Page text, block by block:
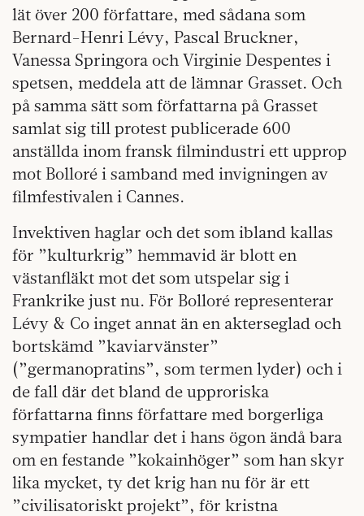
lät över 200 författare, med sådana som
Bernard-Henri Lévy, Pascal Bruckner,
Vanessa Springora och Virginie Despentes i
spetsen, meddela att de lämnar Grasset. Och
på samma sätt som författarna på Grasset
samlat sig till protest publicerade 600
anställda inom fransk filmindustri ett upprop
mot Bolloré i samband med invigningen av
filmfestivalen i Cannes.
Invektiven haglar och det som ibland kallas
för ”kulturkrig” hemmavid är blott en
västanfläkt mot det som utspelar sig i
Frankrike just nu. För Bolloré representerar
Lévy & Co inget annat än en akterseglad och
bortskämd ”kaviarvänster”
(”germanopratins”, som termen lyder) och i
de fall där det bland de upproriska
författarna finns författare med borgerliga
sympatier handlar det i hans ögon ändå bara
om en festande ”kokainhöger” som han skyr
lika mycket, ty det krig han nu för är ett
”civilisatoriskt projekt”, för kristna